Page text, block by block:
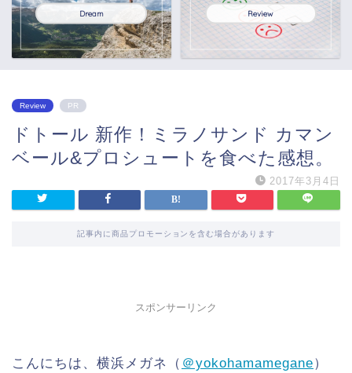
Dream Review
Review PR
ドトール 新作！ミラノサンド カマン
ベール&プロシュートを食べた感想。
2017年3月4日
記事内に商品プロモーションを含む場合があります
スポンサーリンク
こんにちは、横浜メガネ（ ＠yokohamamegane）